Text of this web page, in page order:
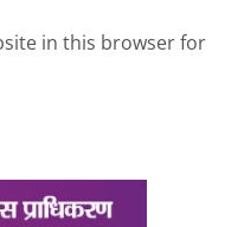
in this browser for